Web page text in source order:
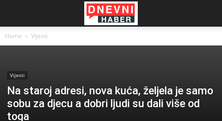
Home Vijesti
Vijesti
Na staroj adresi, nova kuća, željela je samo
sobu za djecu a dobri ljudi su dali više od
toga